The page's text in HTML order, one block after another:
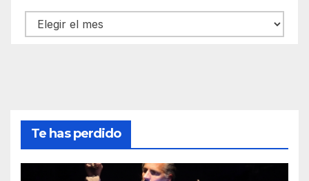
Archivos
Te has perdido